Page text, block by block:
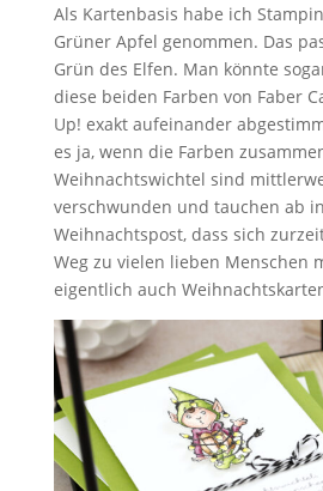
Als Kartenbasis habe ich
Grüner Apfel genommen. Das
Grün des Elfen. Man könnte
diese beiden Farben von Faber
Up! exakt aufeinander
es ja, wenn die Farben
Weihnachtswichtel sind
verschwunden und tauchen ab
Weihnachtspost, dass sich
Weg zu vielen lieben Menschen
eigentlich auch